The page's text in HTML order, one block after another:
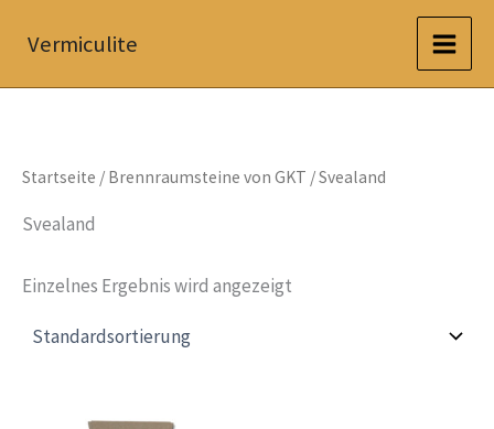
InhaltVermiculite
Startseite / Brennraumsteine von GKT / Svealand
Svealand
Einzelnes Ergebnis wird angezeigt